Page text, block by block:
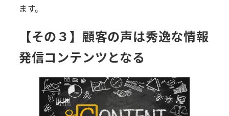
ます。
【その３】顧客の声は秀逸な情報
発信コンテンツとなる